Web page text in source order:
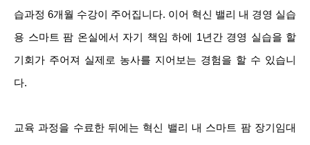
습과정 6개월 수강이 주어집니다. 이어 혁신 밸리 내 경영 실습
용 스마트 팜 온실에서 자기 책임 하에 1년간 경영 실습을 할
기회가 주어져 실제로 농사를 지어보는 경험을 할 수 있습니
다.
교육 과정을 수료한 뒤에는 혁신 밸리 내 스마트 팜 장기임대